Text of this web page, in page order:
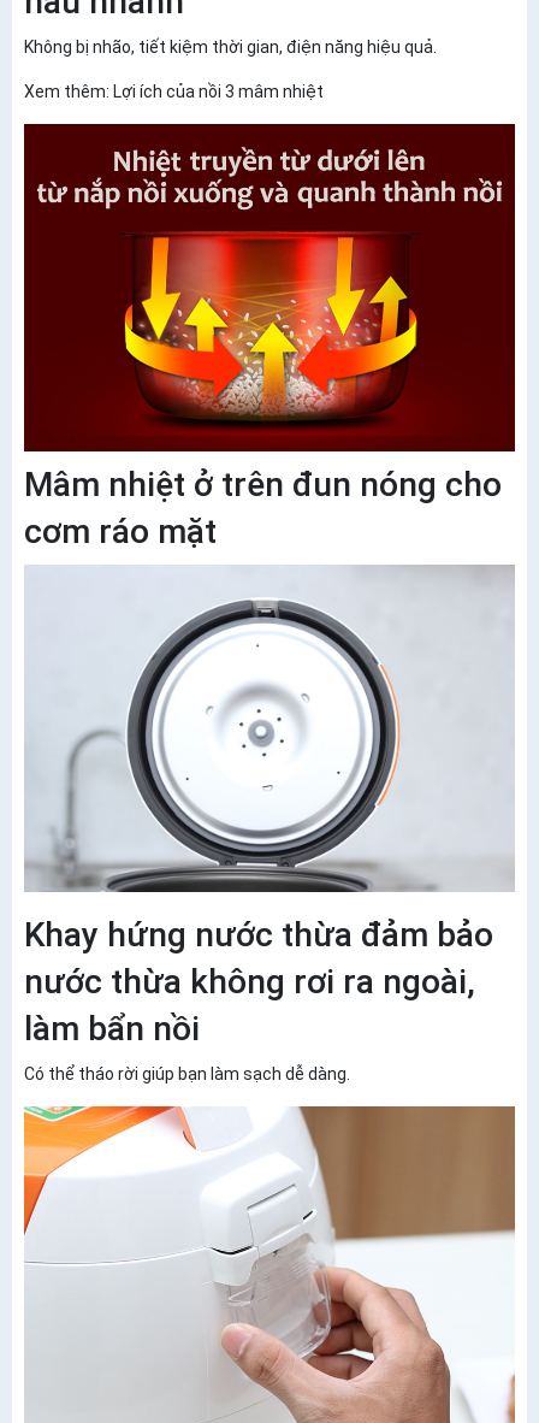
Không bị nhão, tiết kiệm thời gian, điện năng hiệu quả.
Xem thêm: Lợi ích của nồi 3 mâm nhiệt
Mâm nhiệt ở trên đun nóng cho
cơm ráo mặt
Khay hứng nước thừa đảm bảo
nước thừa không rơi ra ngoài,
làm bẩn nồi
Có thể tháo rời giúp bạn làm sạch dễ dàng.